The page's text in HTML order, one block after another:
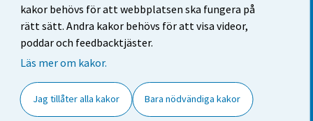
kakor behövs för att webbplatsen ska fungera på
rätt sätt. Andra kakor behövs för att visa videor,
poddar och feedbacktjäster.
Läs mer om kakor.
Jag tillåter alla kakor Bara nödvändiga kakor
Dataskydd
Tillgänglighet
Cookie-inställningar